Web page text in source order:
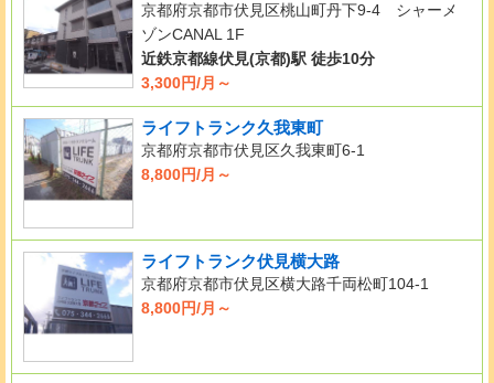
京都府京都市伏見区桃山町丹下9-4 シャーメ
ゾンCANAL 1F
近鉄京都線伏見(京都)駅 徒歩10分
3,300円/月～
ライフトランク久我東町
京都府京都市伏見区久我東町6-1
8,800円/月～
ライフトランク伏見横大路
京都府京都市伏見区横大路千両松町104-1
8,800円/月～